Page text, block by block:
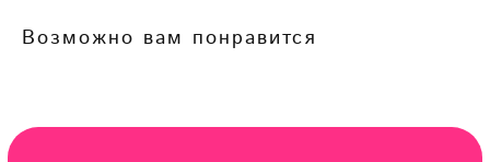
Возможно вам понравится
Контакты